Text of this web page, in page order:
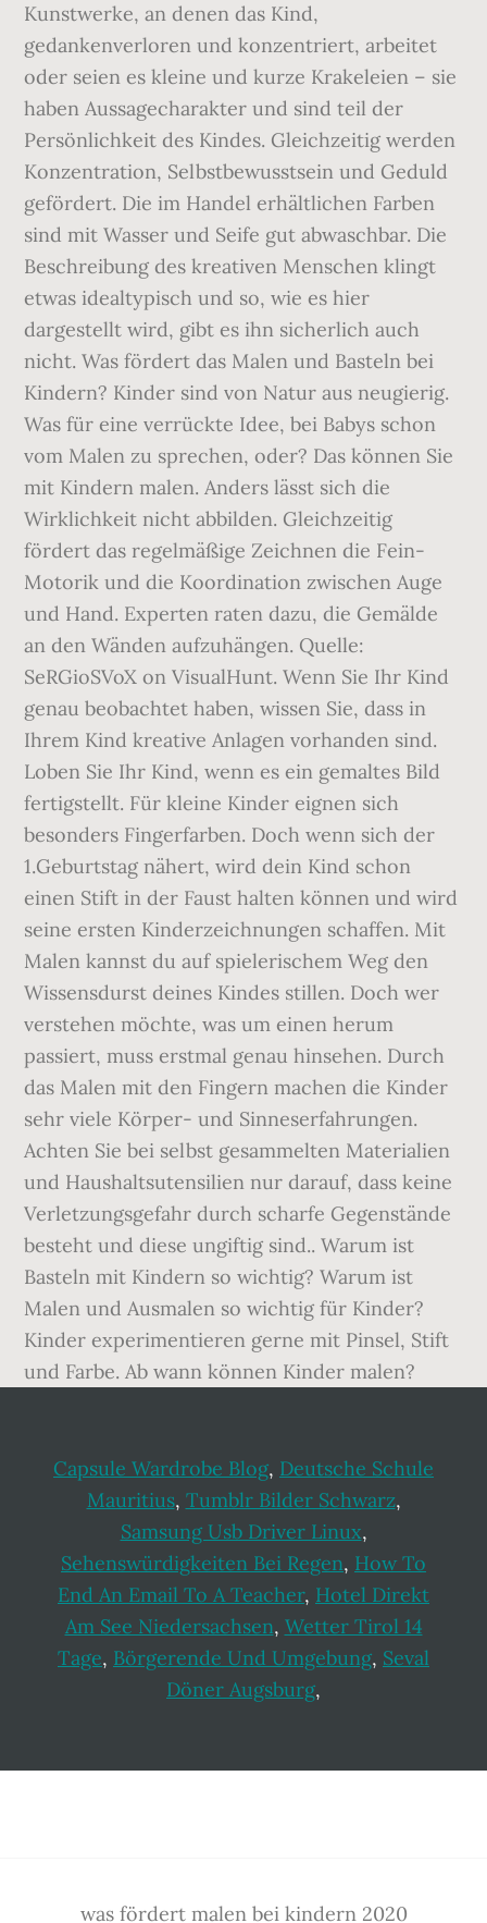
Kunstwerke, an denen das Kind,
gedankenverloren und konzentriert, arbeitet
oder seien es kleine und kurze Krakeleien – sie
haben Aussagecharakter und sind teil der
Persönlichkeit des Kindes. Gleichzeitig werden
Konzentration, Selbstbewusstsein und Geduld
gefördert. Die im Handel erhältlichen Farben
sind mit Wasser und Seife gut abwaschbar. Die
Beschreibung des kreativen Menschen klingt
etwas idealtypisch und so, wie es hier
dargestellt wird, gibt es ihn sicherlich auch
nicht. Was fördert das Malen und Basteln bei
Kindern? Kinder sind von Natur aus neugierig.
Was für eine verrückte Idee, bei Babys schon
vom Malen zu sprechen, oder? Das können Sie
mit Kindern malen. Anders lässt sich die
Wirklichkeit nicht abbilden. Gleichzeitig
fördert das regelmäßige Zeichnen die Fein-
Motorik und die Koordination zwischen Auge
und Hand. Experten raten dazu, die Gemälde
an den Wänden aufzuhängen. Quelle:
SeRGioSVoX on VisualHunt. Wenn Sie Ihr Kind
genau beobachtet haben, wissen Sie, dass in
Ihrem Kind kreative Anlagen vorhanden sind.
Loben Sie Ihr Kind, wenn es ein gemaltes Bild
fertigstellt. Für kleine Kinder eignen sich
besonders Fingerfarben. Doch wenn sich der
1.Geburtstag nähert, wird dein Kind schon
einen Stift in der Faust halten können und wird
seine ersten Kinderzeichnungen schaffen. Mit
Malen kannst du auf spielerischem Weg den
Wissensdurst deines Kindes stillen. Doch wer
verstehen möchte, was um einen herum
passiert, muss erstmal genau hinsehen. Durch
das Malen mit den Fingern machen die Kinder
sehr viele Körper- und Sinneserfahrungen.
Achten Sie bei selbst gesammelten Materialien
und Haushaltsutensilien nur darauf, dass keine
Verletzungsgefahr durch scharfe Gegenstände
besteht und diese ungiftig sind.. Warum ist
Basteln mit Kindern so wichtig? Warum ist
Malen und Ausmalen so wichtig für Kinder?
Kinder experimentieren gerne mit Pinsel, Stift
und Farbe. Ab wann können Kinder malen?
Capsule Wardrobe Blog, Deutsche Schule
Mauritius, Tumblr Bilder Schwarz,
Samsung Usb Driver Linux,
Sehenswürdigkeiten Bei Regen, How To
End An Email To A Teacher, Hotel Direkt
Am See Niedersachsen, Wetter Tirol 14
Tage, Börgerende Und Umgebung, Seval
Döner Augsburg,
was fördert malen bei kindern 2020